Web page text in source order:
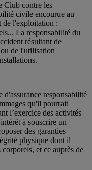
Club contre les
civile encourue au
de l'exploitation :
La responsabilité du
résultant de
de l'utilisation
responsabilité
qu'il pourrait
l’exercice des activités
à souscrire un
des garanties
physique dont il
et ce auprès de